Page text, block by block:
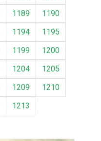
1189
1190
1194
1195
1199
1200
1204
1205
1209
1210
1213